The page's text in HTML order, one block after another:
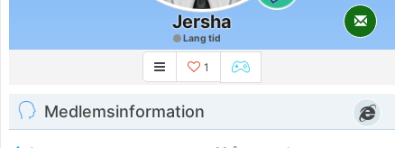
Jersha
Lang tid
1
Medlemsinformation